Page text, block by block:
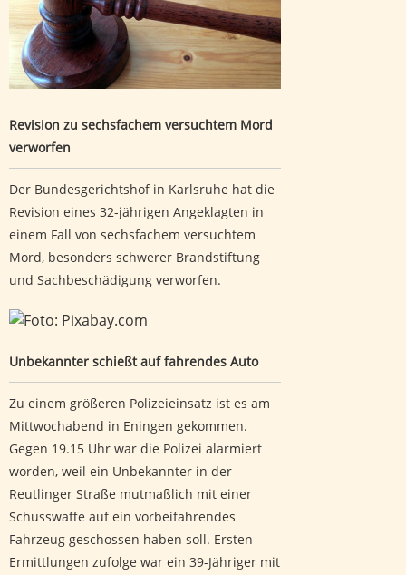
Revision zu sechsfachem versuchtem Mord
verworfen
Der Bundesgerichtshof in Karlsruhe hat die
Revision eines 32-jährigen Angeklagten in
einem Fall von sechsfachem versuchtem
Mord, besonders schwerer Brandstiftung
und Sachbeschädigung verworfen.
Unbekannter schießt auf fahrendes Auto
Unbekannter schießt auf fahrendes Auto
Zu einem größeren Polizeieinsatz ist es am
Mittwochabend in Eningen gekommen.
Gegen 19.15 Uhr war die Polizei alarmiert
worden, weil ein Unbekannter in der
Reutlinger Straße mutmaßlich mit einer
Schusswaffe auf ein vorbeifahrendes
Fahrzeug geschossen haben soll. Ersten
Ermittlungen zufolge war ein 39-Jähriger mit